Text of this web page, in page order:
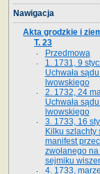
Nawigacja
Akta grodzkie i
T. 23
Przedmowa
1. 1731, 9
Uchwała
lwowskiego
2. 1732, 24
Uchwała
lwowskiego
3. 1733, 16
Kilku szlachty
manifest
zwołanego
sejmiku
4. 1733,